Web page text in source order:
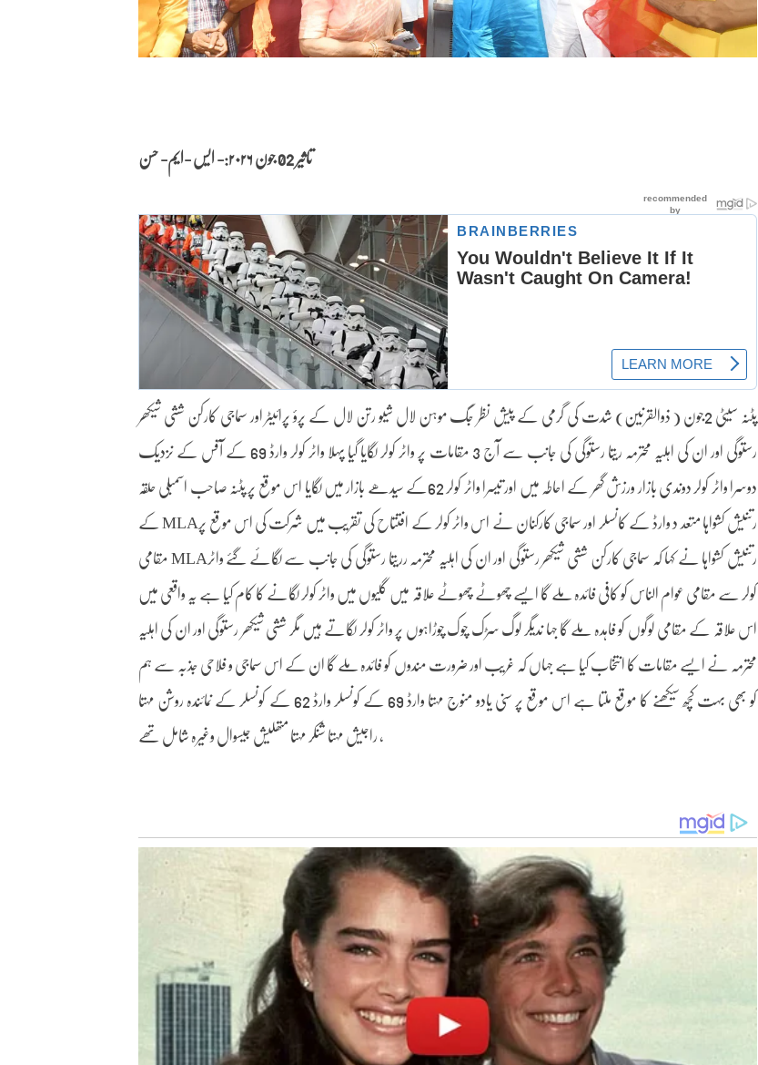
تاثیر 02 جون ۲۰۲۶:- ایس -ایم- حسن
پٹنہ سیٹی 2جون ( ذوالقرنین) شدت کی گرمی کے پیش نظر جگ موہن لال شیو رتن لال کے پرؤ پرائیٹر اور سماجی کارکن ششی شیکھر
رستوگی اور ان کی اہلیہ محترمہ ریتا رستوگی کی جانب سے آج 3 مقامات پر واٹر کولر لگایا گیا پہلا واٹر کولر وارڈ 69 کے آفس کے نزدیک
دوسرا واٹر کولر دوندی بازار ورزش گھر کے احاطہ میں اور تیسرا واٹر کولر 62کے سیدھے بازار میں لگایا اس موقع پر پٹنہ صاحب اسمبلی حلقہ
کے MLAرتنیش کشواہا متعد د وارڈ کے کانسلر اور سماجی کارکنان نے اس واٹر کولر کے افتتاح کی تقریب میں شرکت کی اس موقع پر
مقامی MLAرتنیش کشواہا نے کہا کہ سماجی کارکن ششی شیکھر رستوگی اور ان کی اہلیہ محترمہ رریتا رستوگی کی جانب سے لگائے گئے واٹر
کولر سے مقامی عوام الناس کو کافی فائدہ ملے گا ایسے چھوٹے چھوٹے علاقہ میں گلیوں میں واٹر کولر لگانے کا کام کیا ہے یہ واقعی میں
اس علاقہ کے مقامی لوگوں کو فاہدہ ملے گا جہا ںدیگر لوگ سڑک چوک چوڑاہوں پر واٹر کولر لگاتے ہیں مگر ششی شیکھر رستوگی اور ان کی اہلیہ
محترمہ نے ایسے مقامات کا انتخاب کیا ہے جہاں کہ غریب اور ضرورت مندوں کو فائدہ ملے گا ان کے اس سماجی و فلاحی جذبہ سے ہم
کو بھی بہت کچھ سیکھنے کا موقع ملتا ہے اس موقع پر سنی یادو منوج مہتا وارڈ 69 کے کونسلر وارڈ 62 کے کونسلر کے نمائندہ روشن مہتا
راجیش مہتا شنکر مہتا متھلیش جیسوال وغیرہ شامل تھے ،